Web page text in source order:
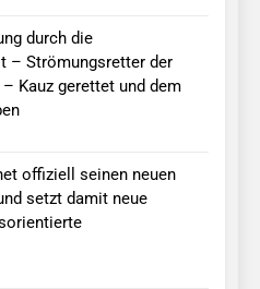
durch die
– Strömungsretter der
Kauz gerettet und dem
offiziell seinen neuen
setzt damit neue